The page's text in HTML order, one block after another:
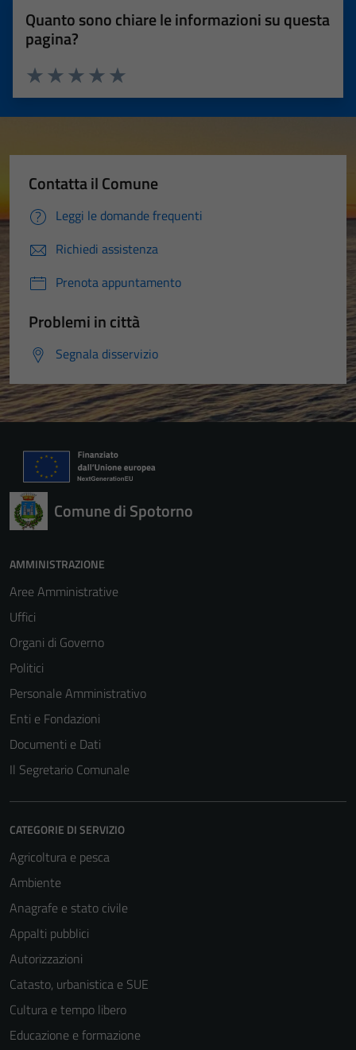
Quanto sono chiare le informazioni su questa
pagina?
Valuta 5 stelle su 5
Valuta 4 stelle su 5
Valuta 3 stelle su 5
Valuta 2 stelle su 5
Valuta 1 stelle su 5
Contatta il Comune
Leggi le domande frequenti
Richiedi assistenza
Prenota appuntamento
Problemi in città
Segnala disservizio
Comune di Spotorno
AMMINISTRAZIONE
Aree Amministrative
Uffici
Organi di Governo
Politici
Personale Amministrativo
Enti e Fondazioni
Documenti e Dati
Il Segretario Comunale
CATEGORIE DI SERVIZIO
Agricoltura e pesca
Ambiente
Anagrafe e stato civile
Appalti pubblici
Autorizzazioni
Catasto, urbanistica e SUE
Cultura e tempo libero
Educazione e formazione